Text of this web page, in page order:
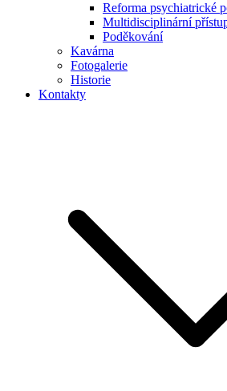
Reforma psychiatrické
Multidisciplinární
Poděkování
Kavárna
Fotogalerie
Historie
Kontakty